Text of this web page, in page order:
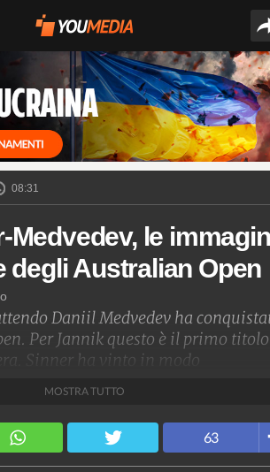
08:31
Medvedev, le
degli Australian Open
Daniil Medvedev ha
Per Jannik questo è il primo titolo
Sinner ha vinto in modo
di 3-6 3-6 6-4 6-4 6-3.
MOSTRA TUTTO
63